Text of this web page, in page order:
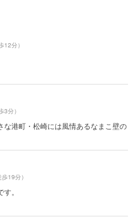
12分）
3分）
な港町・松崎には風情あるなまこ壁の
歩19分）
。